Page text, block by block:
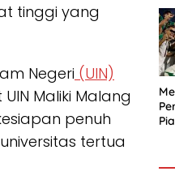
tinggi yang
Negeri (UIN)
Maliki Malang
penuh
tertua